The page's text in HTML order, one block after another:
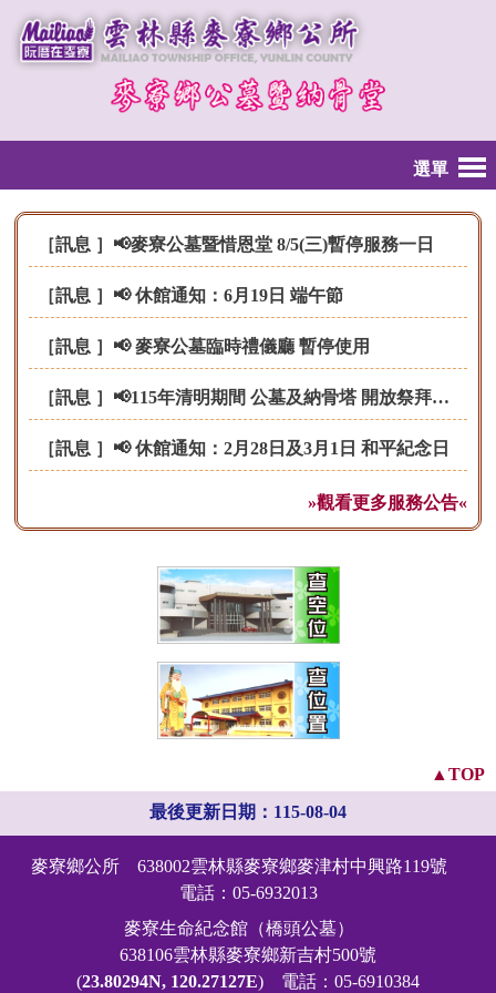
跳到主要內容區塊
選單
［訊息 ］📢麥寮公墓暨惜恩堂 8/5(三)暫停服務一日
［訊息 ］📢 休館通知：6月19日 端午節
［訊息 ］📢 麥寮公墓臨時禮儀廳 暫停使用
［訊息 ］📢115年清明期間 公墓及納骨塔 開放祭拜服務時間
［訊息 ］📢 休館通知：2月28日及3月1日 和平紀念日
»觀看更多服務公告«
▲TOP
最後更新日期： 115-08-04
麥寮鄉公所
638002雲林縣麥寮鄉麥津村中興路119號
電話：05-6932013
麥寮生命紀念館（橋頭公墓）
638106雲林縣麥寮鄉新吉村500號
(23.80294N, 120.27127E) 電話：05-6910384